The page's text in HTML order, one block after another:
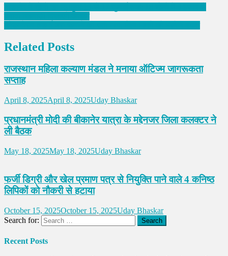
Related Posts
राजस्थान महिला कल्याण मंडल ने मनाया ऑटिज्म जागरूकता
सप्ताह
April 8, 2025April 8, 2025Uday Bhaskar
प्रधानमंत्री मोदी की बीकानेर यात्रा के मद्देनजर जिला कलक्टर ने
ली बैठक
May 18, 2025May 18, 2025Uday Bhaskar
फर्जी डिग्री और खेल प्रमाण पत्र से नियुक्ति पाने वाले 4 कनिष्ठ
लिपिकों को नौकरी से हटाया
October 15, 2025October 15, 2025Uday Bhaskar
Search for:
Recent Posts